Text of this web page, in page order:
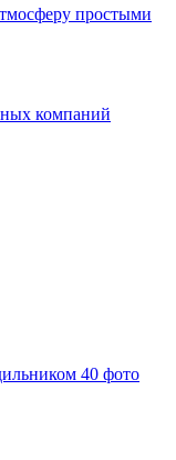
простыми
компаний
40 фото